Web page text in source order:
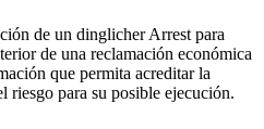
de un dinglicher Arrest para
de una reclamación económica
que permita acreditar la
riesgo para su posible ejecución.